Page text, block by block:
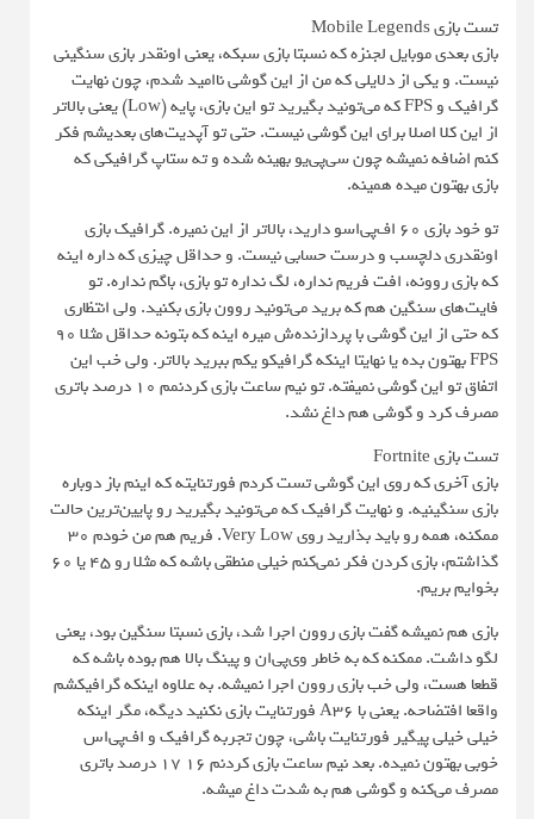
تست بازی Mobile Legends
بازی بعدی موبایل لجنزه که نسبتا بازی سبکه، یعنی اونقدر بازی سنگینی
نیست. و یکی از دلایلی که من از این گوشی ناامید شدم، چون نهایت
گرافیک و FPS که می‌تونید بگیرید تو این بازی، پایه (Low) یعنی بالاتر
از این کلا اصلا برای این گوشی نیست. حتی تو آپدیت‌های بعدیشم فکر
کنم اضافه نمیشه چون سی‌پی‌یو بهینه شده و ته ستاپ گرافیکی که
بازی بهتون میده همینه.
تو خود بازی ۶۰ اف‌پی‌اسو دارید، بالاتر از این نمیره. گرافیک بازی
اونقدری دلچسب و درست حسابی نیست. و حداقل چیزی که داره اینه
که بازی روونه، افت فریم نداره، لگ نداره تو بازی، باگم نداره. تو
فایت‌های سنگین هم که برید می‌تونید روون بازی بکنید. ولی انتظاری
که حتی از این گوشی با پردازنده‌ش میره اینه که بتونه حداقل مثلا ۹۰
FPS بهتون بده یا نهایتا اینکه گرافیکو یکم ببرید بالاتر. ولی خب این
اتفاق تو این گوشی نمیفته. تو نیم ساعت بازی کردنمم ۱۰ درصد باتری
مصرف کرد و گوشی هم داغ نشد.
تست بازی Fortnite
بازی آخری که روی این گوشی تست کردم فورتنایته که اینم باز دوباره
بازی سنگینیه. و نهایت گرافیک که می‌تونید بگیرید رو پایین‌ترین حالت
ممکنه، همه رو باید بذارید روی Very Low. فریم هم من خودم ۳۰
گذاشتم، بازی کردن فکر نمی‌کنم خیلی منطقی باشه که مثلا رو ۴۵ یا ۶۰
بخوایم بریم.
بازی هم نمیشه گفت بازی روون اجرا شد، بازی نسبتا سنگین بود، یعنی
لگو داشت. ممکنه که به خاطر وی‌پی‌ان و پینگ بالا هم بوده باشه که
قطعا هست، ولی خب بازی روون اجرا نمیشه. به‌ علاوه اینکه گرافیکشم
واقعا افتضاحه. یعنی با A36 فورتنایت بازی نکنید دیگه، مگر اینکه
خیلی خیلی پیگیر فورتنایت باشی، چون تجربه گرافیک و اف‌پی‌اس
خوبی بهتون نمیده. بعد نیم ساعت بازی کردنم ۱۶ ۱۷ درصد باتری
مصرف می‌کنه و گوشی هم به شدت داغ میشه.